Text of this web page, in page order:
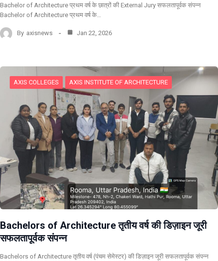
Bachelor of Architecture प्रथम वर्ष के छात्रों की External Jury सफलतापूर्वक संपन्न
Bachelor of Architecture प्रथम वर्ष के…
By axisnews Jan 22, 2026
AXIS COLLEGES AXIS INSTITUTE OF ARCHITECTURE
Bachelors of Architecture तृतीय वर्ष की डिज़ाइन जूरी
सफलतापूर्वक संपन्न
Bachelors of Architecture तृतीय वर्ष (पंचम सेमेस्टर) की डिज़ाइन जूरी सफलतापूर्वक संपन्न